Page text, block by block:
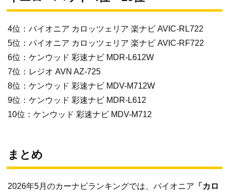
4位：パイオニア カロッツェリア 楽ナビ AVIC-RL722
5位：パイオニア カロッツェリア 楽ナビ AVIC-RF722
6位：ケンウッド 彩速ナビ MDR-L612W
7位：レジオ AVN AZ-725
8位：ケンウッド 彩速ナビ MDV-M712W
9位：ケンウッド 彩速ナビ MDR-L612
10位：ケンウッド 彩速ナビ MDV-M712
まとめ
2026年5月のカーナビランキングでは、パイオニア 「カロ